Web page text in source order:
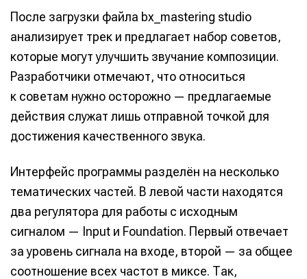
После загрузки файла bx_mastering studio
анализирует трек и предлагает набор советов,
которые могут улучшить звучание композиции.
Разработчики отмечают, что относиться
к советам нужно осторожно — предлагаемые
действия служат лишь отправной точкой для
достижения качественного звука.
Интерфейс программы разделён на несколько
тематических частей. В левой части находятся
два регулятора для работы с исходным
сигналом — Input и Foundation. Первый отвечает
за уровень сигнала на входе, второй — за общее
соотношение всех частот в миксе. Так,